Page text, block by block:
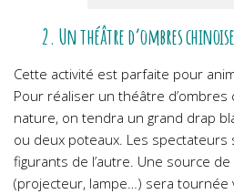
2. Un théâtre d’ombres
Cette activité est parfaite pour
Pour réaliser un théâtre
nature, on tendra un grand drap
ou deux poteaux. Les spectateurs
figurants de l’autre. Une source
(projecteur, lampe…) sera tournée